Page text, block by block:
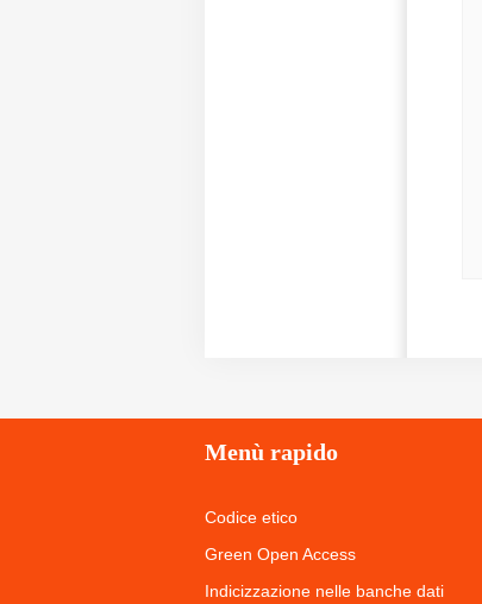
Menù rapido
Codice etico
Green Open Access
Indicizzazione nelle banche dati